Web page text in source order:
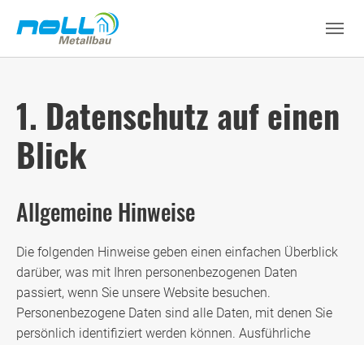
1. Datenschutz auf einen
Blick
Allgemeine Hinweise
Die folgenden Hinweise geben einen einfachen Überblick
darüber, was mit Ihren personenbezogenen Daten
passiert, wenn Sie unsere Website besuchen.
Personenbezogene Daten sind alle Daten, mit denen Sie
persönlich identifiziert werden können. Ausführliche